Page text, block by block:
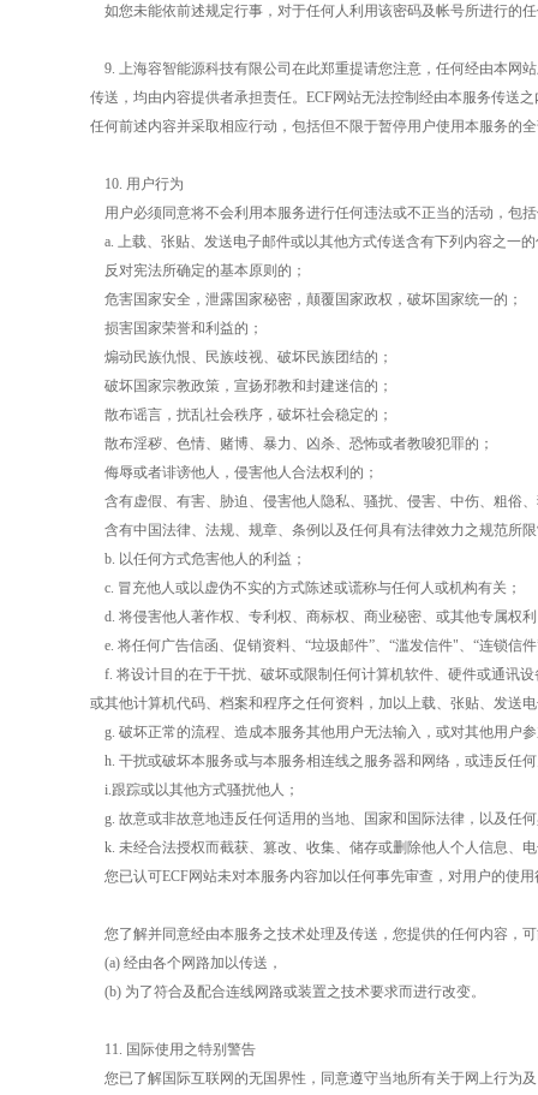
如您未能依前述规定行事，对于任何人利用该密码及帐号所进行的
9. 上海容智能源科技有限公司在此郑重提请您注意，任何经由本网
传送，均由内容提供者承担责任。 ECF网站无法控制经由本服务传送
任何前述内容并采取相应行动，包括但不限于暂停用户使用本服务的
10. 用户行为
用户必须同意将不会利用本服务进行任何违法或不正当的活动，包
a. 上载、张贴、发送电子邮件或以其他方式传送含有下列内容之一
反对宪法所确定的基本原则的；
危害国家安全，泄露国家秘密，颠覆国家政权，破坏国家统一的；
损害国家荣誉和利益的；
煽动民族仇恨、民族歧视、破坏民族团结的；
破坏国家宗教政策，宣扬邪教和封建迷信的；
散布谣言，扰乱社会秩序，破坏社会稳定的；
散布淫秽、色情、赌博、暴力、凶杀、恐怖或者教唆犯罪的；
侮辱或者诽谤他人，侵害他人合法权利的；
含有虚假、有害、胁迫、侵害他人隐私、骚扰、侵害、中伤、粗俗
含有中国法律、法规、规章、条例以及任何具有法律效力之规范所
b. 以任何方式危害他人的利益；
c. 冒充他人或以虚伪不实的方式陈述或谎称与任何人或机构有关；
d. 将侵害他人著作权、专利权、商标权、商业秘密、或其他专属权
e. 将任何广告信函、促销资料、“垃圾邮件”、“滥发信件"、“连锁信
f. 将设计目的在于干扰、破坏或限制任何计算机软件、硬件或通讯
或其他计算机代码、档案和程序之任何资料，加以上载、张贴、发送
g. 破坏正常的流程、造成本服务其他用户无法输入，或对其他用户
h. 干扰或破坏本服务或与本服务相连线之服务器和网络，或违反任
i.跟踪或以其他方式骚扰他人；
g. 故意或非故意地违反任何适用的当地、国家和国际法律，以及任
k. 未经合法授权而截获、篡改、收集、储存或删除他人个人信息、
您已认可ECF网站未对本服务内容加以任何事先审查，对用户的使
您了解并同意经由本服务之技术处理及传送，您提供的任何内容，
(a) 经由各个网路加以传送，
(b) 为了符合及配合连线网路或装置之技术要求而进行改变。
11. 国际使用之特别警告
您已了解国际互联网的无国界性，同意遵守当地所有关于网上行为